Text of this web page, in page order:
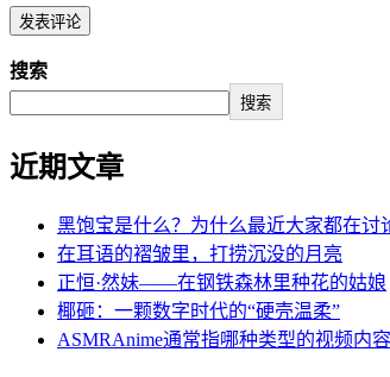
搜索
搜索
近期文章
黑饱宝是什么？为什么最近大家都在讨
在耳语的褶皱里，打捞沉没的月亮
正恒·然妹——在钢铁森林里种花的姑娘
椰砸：一颗数字时代的“硬壳温柔”
ASMRAnime通常指哪种类型的视频内容